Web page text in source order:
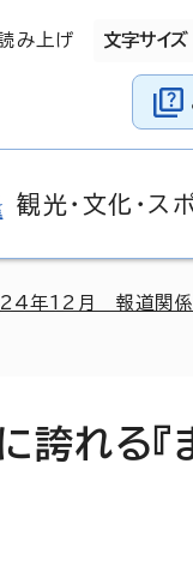
み上げ 文字サイズ
観光・文化・ス
年12月 報道関係
れる『